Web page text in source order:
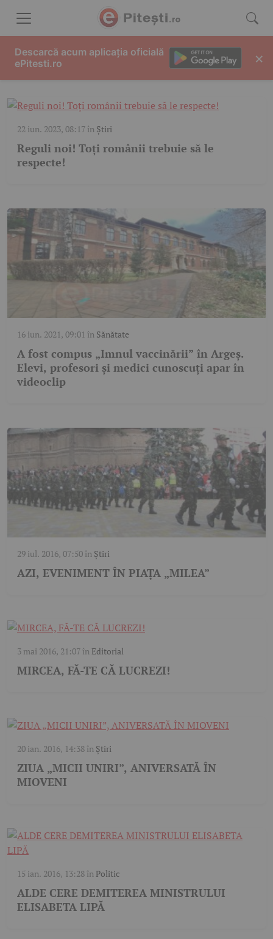
IMN
22 iun. 2023, 08:17 în Știri
Reguli noi! Toți românii trebuie să le
respecte!
16 iun. 2021, 09:01 în Sănătate
A fost compus „Imnul vaccinării” în Argeș.
Elevi, profesori şi medici cunoscuţi apar în
videoclip
29 iul. 2016, 07:50 în Știri
AZI, EVENIMENT ÎN PIAȚA „MILEA”
3 mai 2016, 21:07 în Editorial
MIRCEA, FĂ-TE CĂ LUCREZI!
20 ian. 2016, 14:38 în Știri
ZIUA „MICII UNIRI”, ANIVERSATĂ ÎN
MIOVENI
15 ian. 2016, 13:28 în Politic
ALDE CERE DEMITEREA MINISTRULUI
ELISABETA LIPĂ
Descarcă acum aplicația oficială
ePitesti.ro
×